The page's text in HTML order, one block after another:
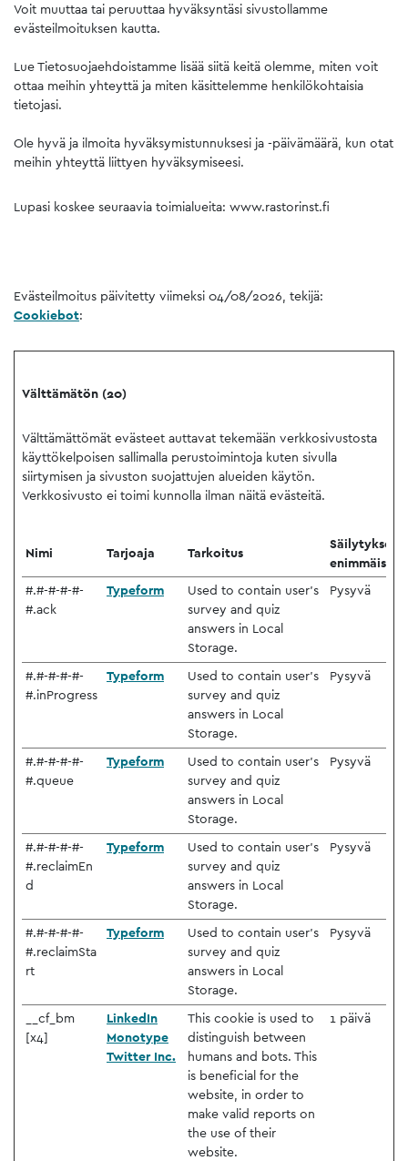
Voit muuttaa tai peruuttaa hyväksyntäsi sivustollamme
evästeilmoituksen kautta.
Lue Tietosuojaehdoistamme lisää siitä keitä olemme, miten voit
ottaa meihin yhteyttä ja miten käsittelemme henkilökohtaisia
tietojasi.
Ole hyvä ja ilmoita hyväksymistunnuksesi ja -päivämäärä, kun otat
meihin yhteyttä liittyen hyväksymiseesi.
Lupasi koskee seuraavia toimialueita: www.rastorinst.fi
Evästeilmoitus päivitetty viimeksi 04/08/2026, tekijä:
Cookiebot:
Välttämätön (20)
Välttämättömät evästeet auttavat tekemään verkkosivustosta
käyttökelpoisen sallimalla perustoimintoja kuten sivulla
siirtymisen ja sivuston suojattujen alueiden käytön.
Verkkosivusto ei toimi kunnolla ilman näitä evästeitä.
Nimi Tarjoaja Tarkoitus
Säilytyksen
#.#-#-#-#-
#.ack
Typeform
Used to contain user’s
survey and quiz
answers in Local
Storage.
Pysyvä
#.#-#-#-#-
#.inProgress
Typeform
Used to contain user’s
survey and quiz
answers in Local
Storage.
Pysyvä
#.#-#-#-#-
#.queue
Typeform
Used to contain user’s
survey and quiz
answers in Local
Storage.
Pysyvä
#.#-#-#-#-
#.reclaimEn
d
Typeform
Used to contain user’s
survey and quiz
answers in Local
Storage.
Pysyvä
#.#-#-#-#-
#.reclaimSta
rt
Typeform
Used to contain user’s
survey and quiz
answers in Local
Storage.
Pysyvä
__cf_bm
[x4]
LinkedIn
Monotype
Twitter Inc.
This cookie is used to
distinguish between
humans and bots. This
is beneficial for the
website, in order to
make valid reports on
the use of their
website.
1 päivä